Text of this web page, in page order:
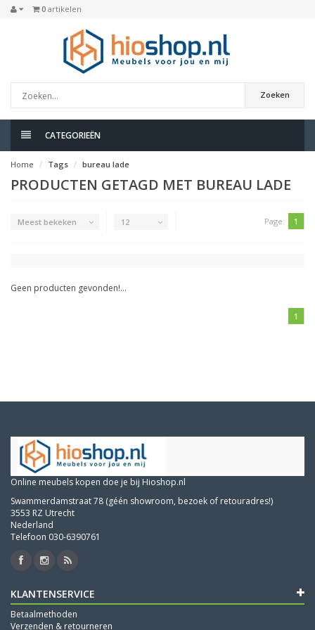
0 artikelen
Zoeken
CATEGORIEËN
Home Tags bureau lade
PRODUCTEN GETAGD MET BUREAU LADE
Meest bekeken 12 Page: 1
Geen producten gevonden!...
1
Online meubels kopen doe je bij Hioshop.nl
Swammerdamstraat 78 (géén showroom, bezoek of retouradres!)
3553 RZ Utrecht
Nederland
Telefoon 030-6390761
KLANTENSERVICE
Betaalmethoden
Verzenden & retourneren